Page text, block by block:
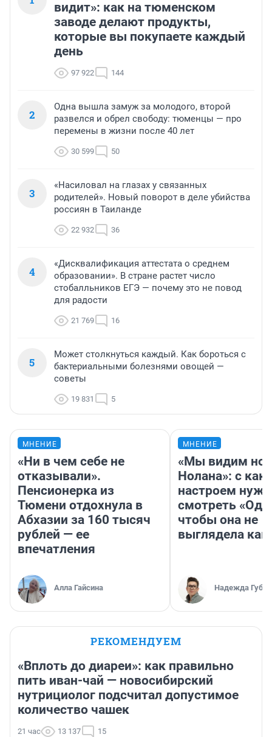
видит»: как на тюменском
заводе делают продукты,
которые вы покупаете каждый
день
97 922 144
2
Одна вышла замуж за молодого, второй
развелся и обрел свободу: тюменцы — про
перемены в жизни после 40 лет
30 599 50
3
«Насиловал на глазах у связанных
родителей». Новый поворот в деле убийства
россиян в Таиланде
22 932 36
4
«Дисквалификация аттестата о среднем
образовании». В стране растет число
стобалльников ЕГЭ — почему это не повод
для радости
21 769 16
5
Может столкнуться каждый. Как бороться с
бактериальными болезнями овощей —
советы
19 831 5
МНЕНИЕ
«Ни в чем себе не
отказывали».
Пенсионерка из
Тюмени отдохнула в
Абхазии за 160 тысяч
рублей — ее
впечатления
Алла Гайсина
МНЕНИЕ
«Мы видим
Нолана»: с
настроем
смотреть
чтобы она не
выглядела как
Надежда
РЕКОМЕНДУЕМ
«Вплоть до диареи»: как правильно
пить иван-чай — новосибирский
нутрициолог подсчитал допустимое
количество чашек
21 час 13 137 15